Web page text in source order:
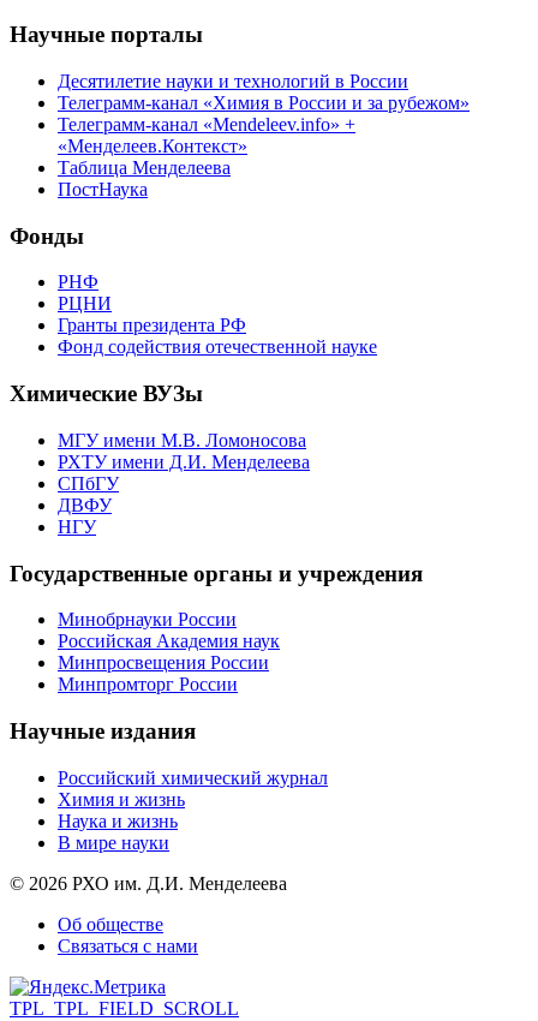
Научные порталы
Десятилетие науки и технологий в России
Телеграмм-канал «Химия в России и за рубежом»
Телеграмм-канал «Mendeleev.info» +
«Менделеев.Контекст»
Таблица Менделеева
ПостНаука
Фонды
РНФ
РЦНИ
Гранты президента РФ
Фонд содействия отечественной науке
Химические ВУЗы
МГУ имени М.В. Ломоносова
РХТУ имени Д.И. Менделеева
СПбГУ
ДВФУ
НГУ
Государственные органы и учреждения
Минобрнауки России
Российская Академия наук
Минпросвещения России
Минпромторг России
Научные издания
Российский химический журнал
Химия и жизнь
Наука и жизнь
В мире науки
© 2026 РХО им. Д.И. Менделеева
Об обществе
Связаться с нами
TPL_TPL_FIELD_SCROLL